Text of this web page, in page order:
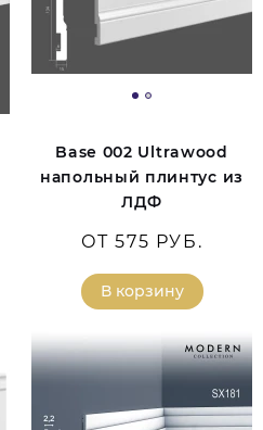
Base 002 Ultrawood
напольный плинтус из
ЛДФ
ОТ 575 РУБ.
В корзину